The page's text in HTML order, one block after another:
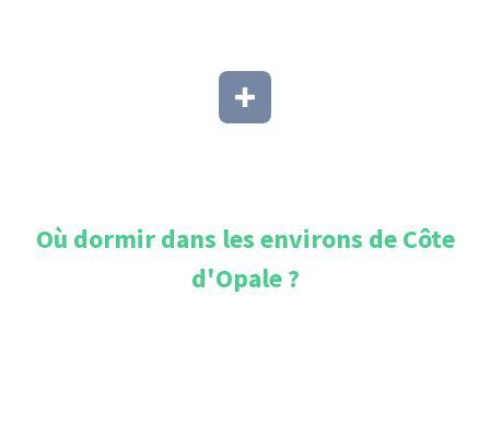
Où dormir dans les environs deCôte
d'Opale?